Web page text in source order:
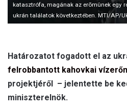
katasztrófa, magának az erõmûnek egy
ukrán találatok következtében. MTI/AP/
Határozatot fogadott el az
felrobbantott kahovkai
projektjéről – jelentette be
miniszterelnök.